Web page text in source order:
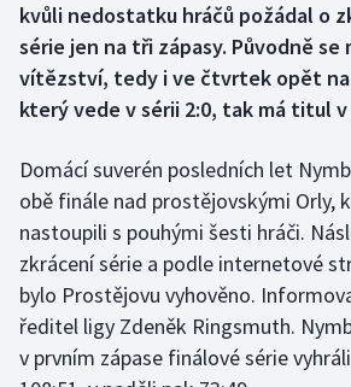
Box
Curling
Cyklistika
Florbal
Futsal
kvůli nedostatku hráčů požádal o
série jen na tři zápasy. Původně
vítězství, tedy i ve čtvrtek opět na
který vede v sérii 2:0, tak má titul
Domácí suverén posledních let
obě finále nad prostějovskými Orly,
nastoupili s pouhými šesti hráči.
zkrácení série a podle internetové
bylo Prostějovu vyhověno.
ředitel ligy Zdeněk Ringsmuth.
v prvním zápase finálové série